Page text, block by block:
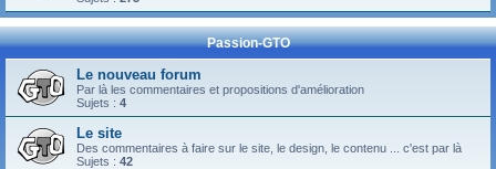
Passion-GTO
Le nouveau forum
Par là les commentaires et propositions d'amélioration
Sujets : 4
Le site
Des commentaires à faire sur le site, le design, le contenu ... c'est par là
Sujets : 42